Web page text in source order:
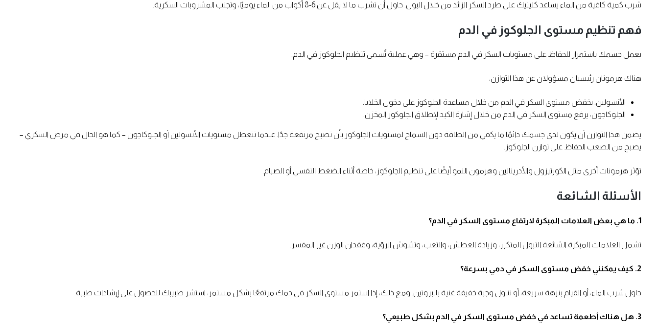
شرب كمية كافية من الماء يساعد كليتيك على طرد السكر الزائد من خلال البول. حاول أن تشرب ما لا يقل عن 6-8 أكواب من الماء يوميًا، وتجنب المشروبات السكرية.
فهم تنظيم مستوى الجلوكوز في الدم
يعمل جسمك باستمرار للحفاظ على مستويات السكر في الدم مستقرة – وهي عملية تُسمى تنظيم الجلوكوز في الدم.
هناك هرمونان رئيسيان مسؤولان عن هذا التوازن:
الأنسولين: يخفض مستوى السكر في الدم من خلال مساعدة الجلوكوز على دخول الخلايا.
الجلوكاجون: يرفع مستوى السكر في الدم من خلال إشارة الكبد لإطلاق الجلوكوز المخزن.
يضمن هذا التوازن أن يكون لدى جسمك دائمًا ما يكفي من الطاقة دون السماح لمستويات الجلوكوز بأن تصبح مرتفعة جدًا. عندما تتعطل مستويات الأنسولين أو الجلوكاجون – كما هو الحال في مرض السكري –
يصبح من الصعب الحفاظ على توازن الجلوكوز.
تؤثر هرمونات أخرى مثل الكورتيزول والأدرينالين وهرمون النمو أيضًا على تنظيم الجلوكوز، خاصة أثناء الضغط النفسي أو الصيام.
الأسئلة الشائعة
1. ما هي بعض العلامات المبكرة لارتفاع مستوى السكر في الدم؟
تشمل العلامات المبكرة الشائعة التبول المتكرر، وزيادة العطش، والتعب، وتشوش الرؤية، وفقدان الوزن غير المفسر.
2. كيف يمكنني خفض مستوى السكر في دمي بسرعة؟
حاول شرب الماء، أو القيام بنزهة سريعة، أو تناول وجبة خفيفة غنية بالبروتين. ومع ذلك، إذا استمر مستوى السكر في دمك مرتفعًا بشكل مستمر، استشر طبيبك للحصول على إرشادات طبية.
3. هل هناك أطعمة تساعد في خفض مستوى السكر في الدم بشكل طبيعي؟